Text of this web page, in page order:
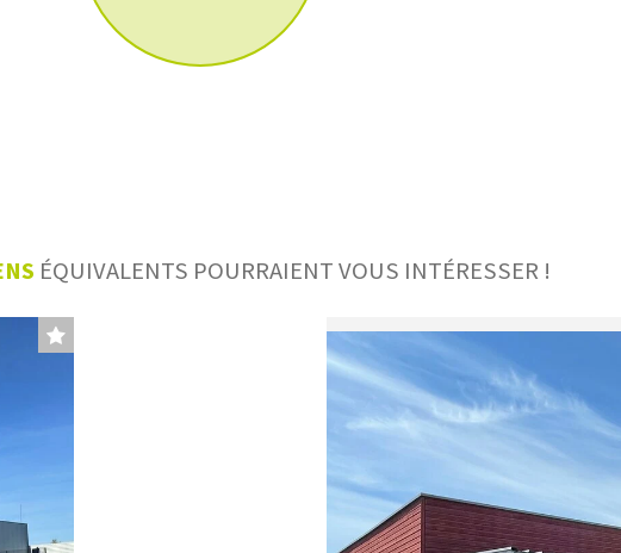
ÉQUIVALENTS POURRAIENT VOUS INTÉRESSER !